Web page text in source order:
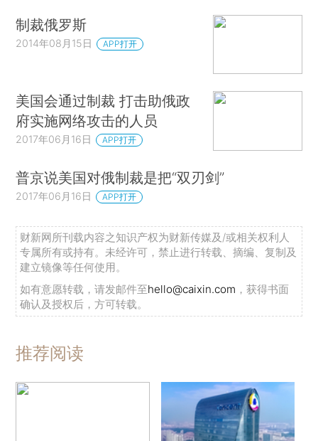
制裁俄罗斯
2014年08月15日 APP打开
美国会通过制裁 打击助俄政
府实施网络攻击的人员
2017年06月16日 APP打开
普京说美国对俄制裁是把“双刃剑”
2017年06月16日 APP打开
财新网所刊载内容之知识产权为财新传媒及/或相关权利人
专属所有或持有。未经许可，禁止进行转载、摘编、复制及
建立镜像等任何使用。
如有意愿转载，请发邮件至hello@caixin.com ，获得书面
确认及授权后，方可转载。
推荐阅读